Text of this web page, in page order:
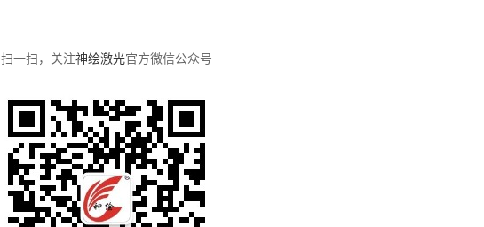
扫一扫，关注神绘激光官方微信公众号